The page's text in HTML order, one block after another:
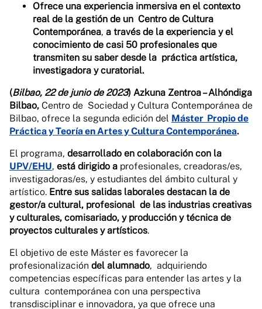
Ofrece una experiencia inmersiva en el contexto
real de la gestión de un Centro de Cultura
Contemporánea, a través de la experiencia y el
conocimiento de casi 50 profesionales que
transmiten su saber desde la práctica artística,
investigadora y curatorial.
(Bilbao, 22 de junio de 2023) Azkuna Zentroa – Alhóndiga
Bilbao, Centro de Sociedad y Cultura Contemporánea de
Bilbao, ofrece la segunda edición del Máster Propio de
Práctica y Teoría en Artes y Cultura Contemporánea.
El programa, desarrollado en colaboración con la
UPV/EHU, está dirigido a profesionales, creadoras/es,
investigadoras/es, y estudiantes del ámbito cultural y
artístico. Entre sus salidas laborales destacan la de
gestor/a cultural, profesional de las industrias creativas
y culturales, comisariado, y producción y técnica de
proyectos culturales y artísticos.
El objetivo de este Máster es favorecer la
profesionalización del alumnado, adquiriendo
competencias específicas para entender las artes y la
cultura contemporánea con una perspectiva
transdisciplinar e innovadora, ya que ofrece una